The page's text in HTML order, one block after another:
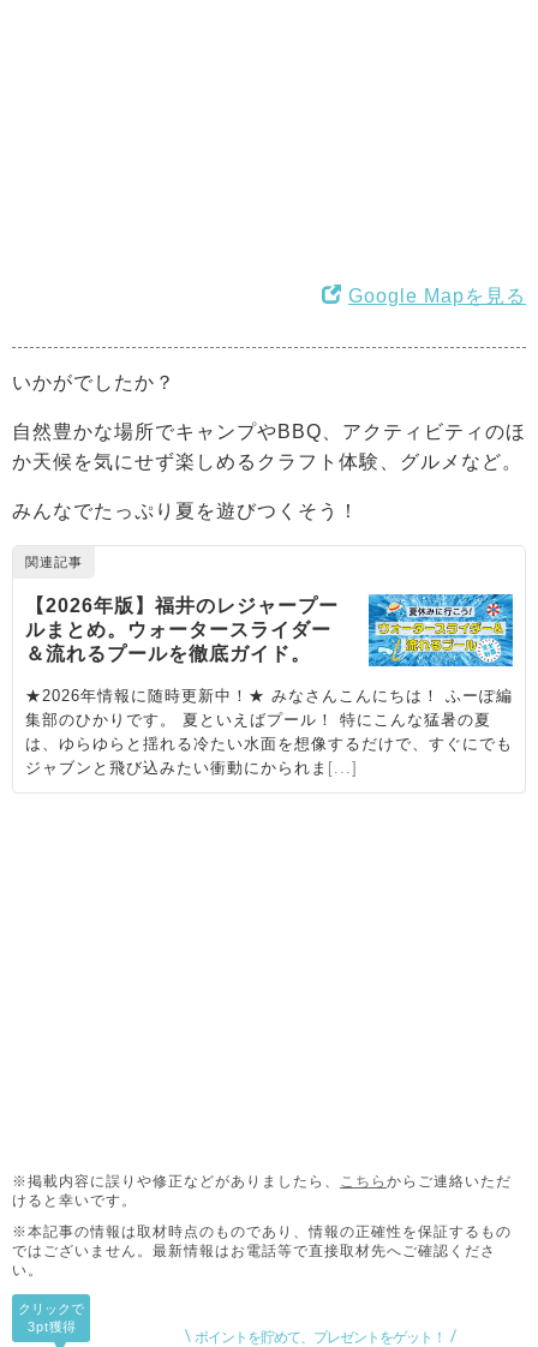
Google Mapを見る
いかがでしたか？
自然豊かな場所でキャンプやBBQ、アクティビティのほ
か天候を気にせず楽しめるクラフト体験、グルメなど。
みんなでたっぷり夏を遊びつくそう！
※掲載内容に誤りや修正などがありましたら、 こちら からご連絡いただ
けると幸いです。
※本記事の情報は取材時点のものであり、情報の正確性を保証するもの
ではございません。 最新情報はお電話等で直接取材先へご確認くださ
い。
ポイントを貯めて、プレゼントをゲット！
クリックで
3pt獲得